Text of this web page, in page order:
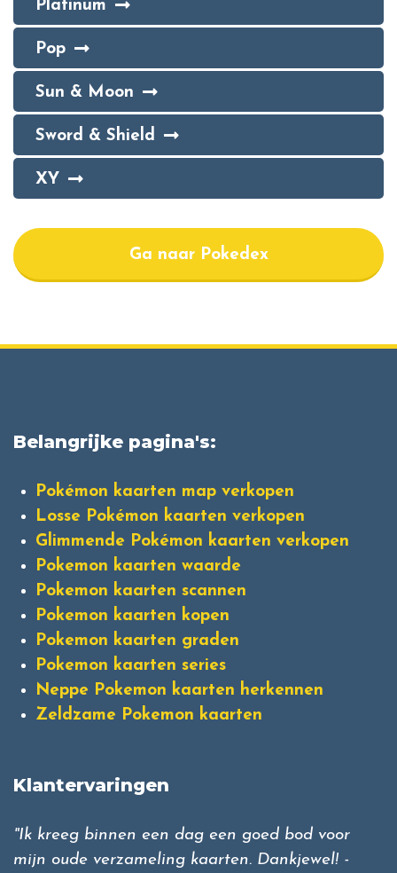
Platinum
Pop
Sun & Moon
Sword & Shield
XY
Ga naar Pokedex
Belangrijke pagina's:
Pokémon kaarten map verkopen
Losse Pokémon kaarten verkopen
Glimmende Pokémon kaarten verkopen
Pokemon kaarten waarde
Pokemon kaarten scannen
Pokemon kaarten kopen
Pokemon kaarten graden
Pokemon kaarten series
Neppe Pokemon kaarten herkennen
Zeldzame Pokemon kaarten
Klantervaringen
"Ik kreeg binnen een dag een goed bod voor
mijn oude verzameling kaarten. Dankjewel! -